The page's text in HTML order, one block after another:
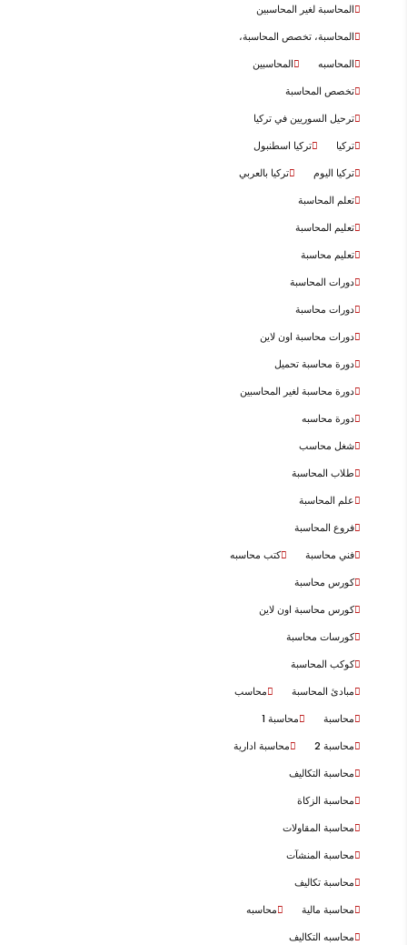
المحاسبة لغير المحاسبين
المحاسبة، تخصص المحاسبة،
المحاسبه
المحاسبين
تخصص المحاسبة
ترحيل السوريين في تركيا
تركيا
تركيا اسطنبول
تركيا اليوم
تركيا بالعربي
تعلم المحاسبة
تعليم المحاسبة
تعليم محاسبة
دورات المحاسبة
دورات محاسبة
دورات محاسبة اون لاين
دورة محاسبة تحميل
دورة محاسبة لغير المحاسبين
دورة محاسبه
شغل محاسب
طلاب المحاسبة
علم المحاسبة
فروع المحاسبة
فني محاسبة
كتب محاسبه
كورس محاسبة
كورس محاسبة اون لاين
كورسات محاسبة
كوكب المحاسبة
مبادئ المحاسبة
محاسب
محاسبة
محاسبة 1
محاسبة 2
محاسبة ادارية
محاسبة التكاليف
محاسبة الزكاة
محاسبة المقاولات
محاسبة المنشآت
محاسبة تكاليف
محاسبة مالية
محاسبه
محاسبه التكاليف